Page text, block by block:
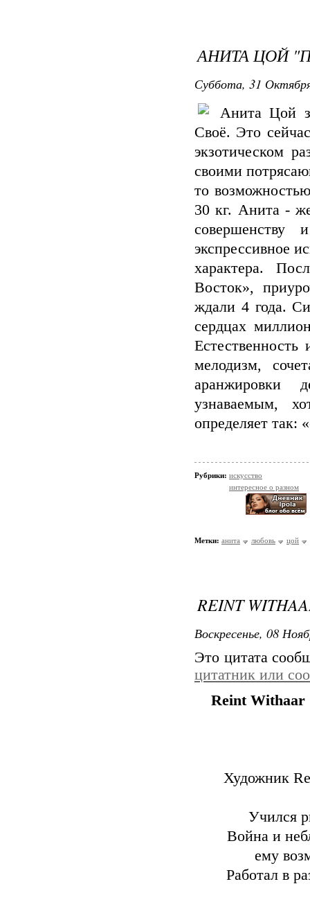
АНИТА ЦОЙ
Суббота, 31
Анита Цой
Своё. Это
экзотическом
своими
то
30 кг. Анита -
экспрессивное
характера.
Восток»,
ждали 4 года.
сердцах
Естественность
мелодизм,
аранжировки
узнаваемым,
определяет так:
Рубрики: искусство
интересное о разном
Метки: анита любовь цой
REINT
Воскресенье, 08
Это цитата
цитатник или
Reint Withaar
Художник
Учился
Война и
ему
Работал в